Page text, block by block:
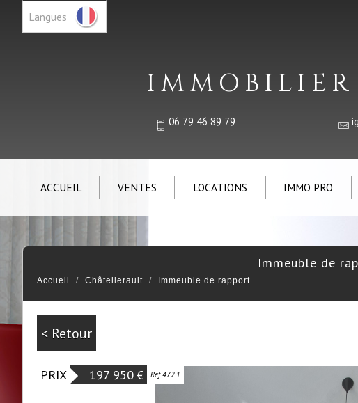
Langues
06 79 46 89 79
ACCUEIL VENTES LOCATIONS IMMO PRO
immeuble de
Accueil Châtellerault Immeuble de rapport
< Retour
PRIX 197 950 € Ref 472.1